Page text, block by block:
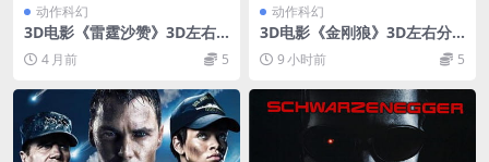
动作科幻
3D电影《雷霆沙赞》3D左右
格式 高清网盘 下载 VR3D版电
影 4 月前 5
动作科幻
3D电影《金刚狼》3D左右分
屏格式 高清网盘 下载
9 小时前 5